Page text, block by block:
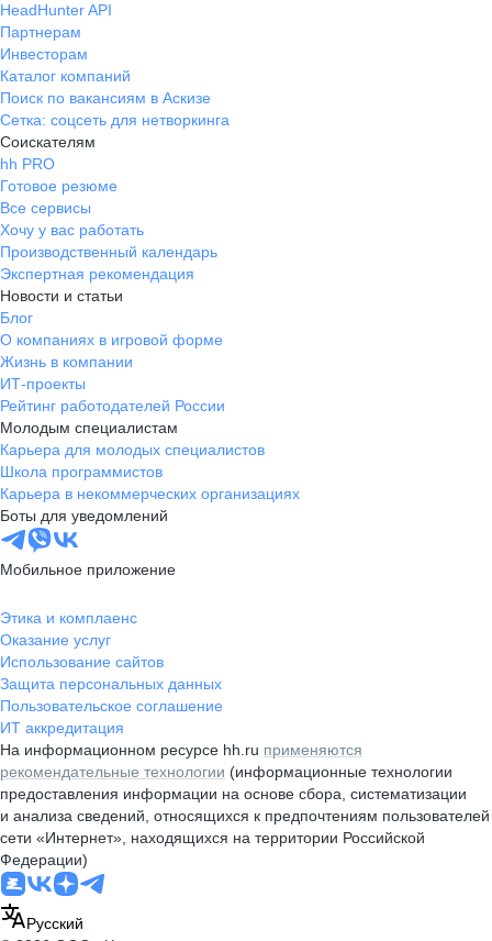
HeadHunter API
Партнерам
Инвесторам
Каталог компаний
Поиск по вакансиям в Аскизе
Сетка: соцсеть для нетворкинга
Соискателям
hh PRO
Готовое резюме
Все сервисы
Хочу у вас работать
Производственный календарь
Экспертная рекомендация
Новости и статьи
Блог
О компаниях в игровой форме
Жизнь в компании
ИТ-проекты
Рейтинг работодателей России
Молодым специалистам
Карьера для молодых специалистов
Школа программистов
Карьера в некоммерческих организациях
Боты для уведомлений
Мобильное приложение
Этика и комплаенс
Оказание услуг
Использование сайтов
Защита персональных данных
Пользовательское соглашение
ИТ аккредитация
На информационном ресурсе hh.ru применяются
рекомендательные технологии (информационные технологии
предоставления информации на основе сбора, систематизации
и анализа сведений, относящихся к предпочтениям пользователей
сети «Интернет», находящихся на территории Российской
Федерации)
Русский